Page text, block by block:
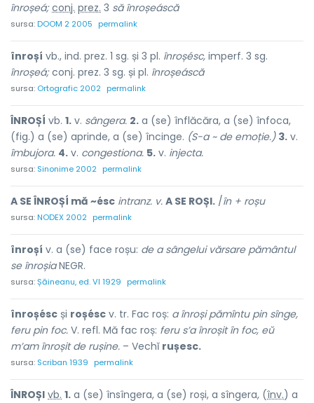
înroșeá; conj. prez. 3 să înroșeáscă
sursa:DOOM 2 2005 permalink
înroșí vb., ind. prez. 1 sg. și 3 pl. înroșésc, imperf. 3 sg.
înroșeá;conj. prez. 3 sg. și pl. înroșeáscă
sursa: Ortografic 2002 permalink
ÎNROȘÍ vb. 1. v. sângera. 2. a (se) înflăcăra, a (se) înfoca,
(fig.) a (se) aprinde, a (se) încinge. (S-a ~ de emoție.) 3. v.
îmbujora. 4. v. congestiona. 5. v. injecta.
sursa: Sinonime 2002 permalink
A SE ÎNROȘÍ mă ~ésc intranz. v. A SE ROȘI. /în + roșu
sursa:NODEX 2002 permalink
înroșí v. a (se) face roșu: de a sângelui vărsare pământul
se înroșiaNEGR.
sursa:Șăineanu, ed. VI 1929 permalink
înroșésc și roșésc v. tr. Fac roș: a înroși pămîntu pin sînge,
feru pin foc. V. refl. Mă fac roș: feru s’a înroșit în foc, eŭ
m’am înroșit de rușine. – Vechĭ rușesc.
sursa: Scriban 1939 permalink
ÎNROȘI vb. 1. a (se) însîngera, a (se) roși, a sîngera, (înv.) a